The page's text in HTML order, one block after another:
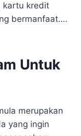
kartu kredit
bermanfaat….
Untuk
merupakan
yang ingin